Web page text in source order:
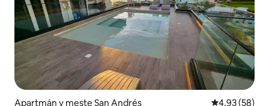
Apartmán v meste San Andrés Priemerné
4,93 (58)